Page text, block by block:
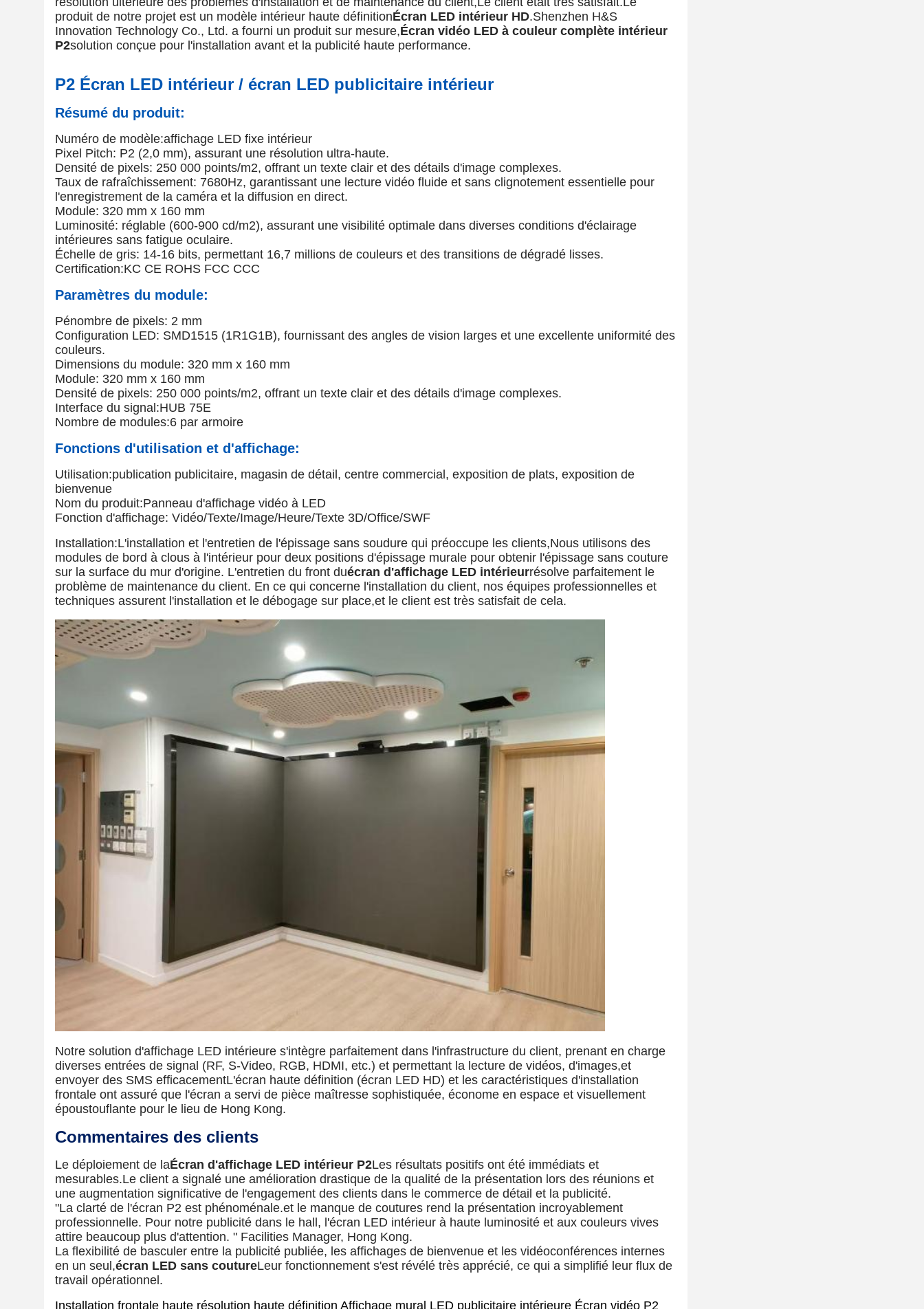
produit de notre projet est un modèle intérieur haute définitionÉcran LED intérieur HD.Shenzhen H&S
Innovation Technology Co., Ltd. a fourni un produit sur mesure,Écran vidéo LED à couleur complète intérieur
P2solution conçue pour l'installation avant et la publicité haute performance.
P2 Écran LED intérieur / écran LED publicitaire intérieur
Résumé du produit:
Numéro de modèle:affichage LED fixe intérieur
Pixel Pitch: P2 (2,0 mm), assurant une résolution ultra-haute.
Densité de pixels: 250 000 points/m2, offrant un texte clair et des détails d'image complexes.
Taux de rafraîchissement: 7680Hz, garantissant une lecture vidéo fluide et sans clignotement essentielle pour
l'enregistrement de la caméra et la diffusion en direct.
Module: 320 mm x 160 mm
Luminosité: réglable (600-900 cd/m2), assurant une visibilité optimale dans diverses conditions d'éclairage
intérieures sans fatigue oculaire.
Échelle de gris: 14-16 bits, permettant 16,7 millions de couleurs et des transitions de dégradé lisses.
Certification:KC CE ROHS FCC CCC
Paramètres du module:
Pénombre de pixels: 2 mm
Configuration LED: SMD1515 (1R1G1B), fournissant des angles de vision larges et une excellente uniformité des
couleurs.
Dimensions du module: 320 mm x 160 mm
Module: 320 mm x 160 mm
Densité de pixels: 250 000 points/m2, offrant un texte clair et des détails d'image complexes.
Interface du signal:HUB 75E
Nombre de modules:6 par armoire
Fonctions d'utilisation et d'affichage:
Utilisation:publication publicitaire, magasin de détail, centre commercial, exposition de plats, exposition de
bienvenue
Nom du produit:Panneau d'affichage vidéo à LED
Fonction d'affichage: Vidéo/Texte/Image/Heure/Texte 3D/Office/SWF
Installation:L'installation et l'entretien de l'épissage sans soudure qui préoccupe les clients,Nous utilisons des
modules de bord à clous à l'intérieur pour deux positions d'épissage murale pour obtenir l'épissage sans couture
sur la surface du mur d'origine. L'entretien du front duécran d'affichage LED intérieurrésolve parfaitement le
problème de maintenance du client. En ce qui concerne l'installation du client, nos équipes professionnelles et
techniques assurent l'installation et le débogage sur place,et le client est très satisfait de cela.
Notre solution d'affichage LED intérieure s'intègre parfaitement dans l'infrastructure du client, prenant en charge
diverses entrées de signal (RF, S-Video, RGB, HDMI, etc.) et permettant la lecture de vidéos, d'images,et
envoyer des SMS efficacementL'écran haute définition (écran LED HD) et les caractéristiques d'installation
frontale ont assuré que l'écran a servi de pièce maîtresse sophistiquée, économe en espace et visuellement
époustouflante pour le lieu de Hong Kong.
Commentaires des clients
Le déploiement de laÉcran d'affichage LED intérieur P2Les résultats positifs ont été immédiats et
mesurables.Le client a signalé une amélioration drastique de la qualité de la présentation lors des réunions et
une augmentation significative de l'engagement des clients dans le commerce de détail et la publicité.
"La clarté de l'écran P2 est phénoménale.et le manque de coutures rend la présentation incroyablement
professionnelle. Pour notre publicité dans le hall, l'écran LED intérieur à haute luminosité et aux couleurs vives
attire beaucoup plus d'attention. " Facilities Manager, Hong Kong.
La flexibilité de basculer entre la publicité publiée, les affichages de bienvenue et les vidéoconférences internes
en un seul,écran LED sans coutureLeur fonctionnement s'est révélé très apprécié, ce qui a simplifié leur flux de
travail opérationnel.
Installation frontale haute résolution haute définition Affichage mural LED publicitaire intérieure Écran vidéo P2